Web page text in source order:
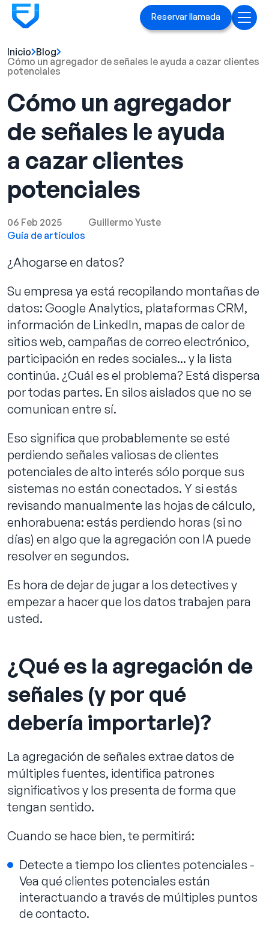
Reservar llamada
Inicio
Servicios
Anuncios en Linked[ln]
Marca ejecutiva
Blog
Casos prácticos
Reservar llamada
Inicio Blog
Cómo un agregador de señales le ayuda a cazar clientes
potenciales
Cómo un agregador
de señales le ayuda
a cazar clientes
potenciales
06 Feb 2025
Guillermo Yuste
Guía de artículos
¿Ahogarse en datos?
Su empresa ya está recopilando montañas de
datos: Google Analytics, plataformas CRM,
información de LinkedIn, mapas de calor de
sitios web, campañas de correo electrónico,
participación en redes sociales... y la lista
continúa. ¿Cuál es el problema? Está dispersa
por todas partes. En silos aislados que no se
comunican entre sí.
Eso significa que probablemente se esté
perdiendo señales valiosas de clientes
potenciales de alto interés sólo porque sus
sistemas no están conectados. Y si estás
revisando manualmente las hojas de cálculo,
enhorabuena: estás perdiendo horas (si no
días) en algo que la agregación con IA puede
resolver en segundos.
Es hora de dejar de jugar a los detectives y
empezar a hacer que los datos trabajen para
usted.
¿Qué es la agregación de
señales (y por qué
debería importarle)?
La agregación de señales extrae datos de
múltiples fuentes, identifica patrones
significativos y los presenta de forma que
tengan sentido.
Cuando se hace bien, te permitirá:
Detecte a tiempo los clientes potenciales -
Vea qué clientes potenciales están
interactuando a través de múltiples puntos
de contacto.